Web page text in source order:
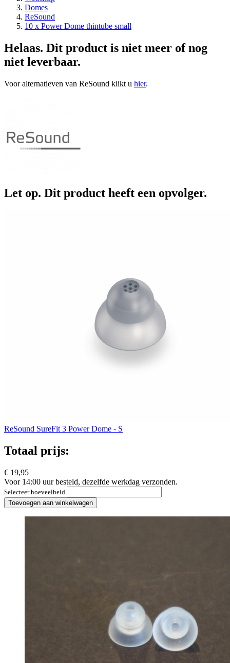
Domes
ReSound
10 x Power Dome thintube small
Helaas. Dit product is niet meer of nog
niet leverbaar.
Voor alternatieven van ReSound klikt u hier.
Let op. Dit product heeft een opvolger.
ReSound SureFit 3 Power Dome - S
Totaal prijs:
€ 19,95
Voor 14:00 uur besteld, dezelfde werkdag verzonden.
Selecteer hoeveelheid
Toevoegen aan winkelwagen